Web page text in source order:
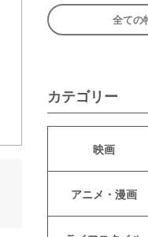
全ての
カテゴリー
映画
アニメ・漫画